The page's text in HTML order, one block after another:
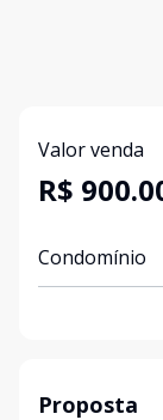
Valor venda
R$
Condomínio
Proposta